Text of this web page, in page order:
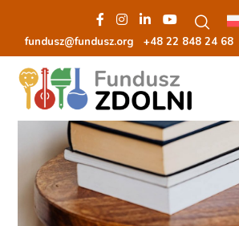
fundusz@fundusz.org +48 22 848 24 68